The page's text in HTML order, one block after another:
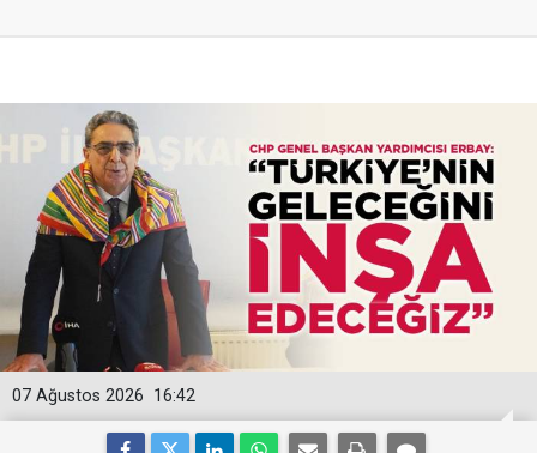
16:42
07 Ağustos 2026